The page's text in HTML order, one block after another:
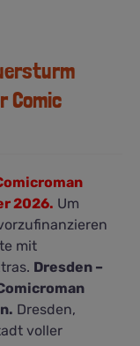
Comic
2026. Um
mit
Dresden –
Dresden,
voller